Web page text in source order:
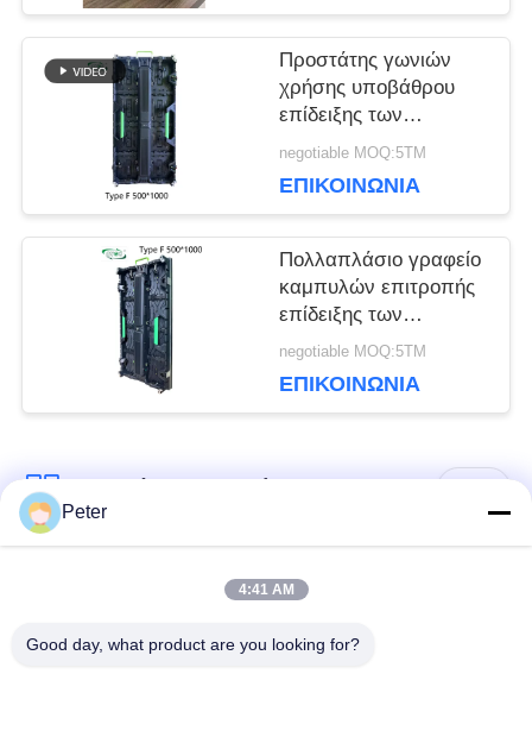
ΠΡΟΣΦΟΡΆ
ΧΆΡΤΗΣ
ΙΣΤΌΤΟΠΟΥ
ΠΟΛΙΤΙΚΉ
ΜΥΣΤΙΚΌΤΗΤΑΣ
Προστάτης γωνιών
χρήσης υποβάθρου
επίδειξης των
οδηγήσεων σκηνικού
1R1G1B
negotiable MOQ:5ΤΜ
ΕΠΙΚΟΙΝΩΝΊΑ
Πολλαπλάσιο γραφείο
καμπυλών επιτροπής
επίδειξης των
οδηγήσεων σκηνικού
negotiable MOQ:5ΤΜ
ΕΠΙΚΟΙΝΩΝΊΑ
Λαϊκή κατηγορία
Εσωτερική οθόνη
Peter
4:41 AM
Good day, what product are you looking for?